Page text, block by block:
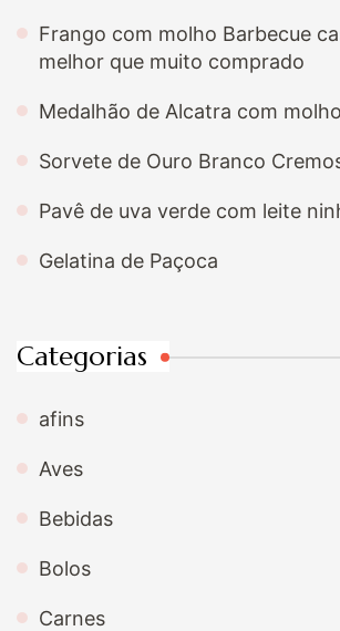
Frango com molho Barbecue
melhor que muito comprado
Medalhão de Alcatra com
Sorvete de Ouro Branco
Pavê de uva verde com leite
Gelatina de Paçoca
Categorias
afins
Aves
Bebidas
Bolos
Carnes